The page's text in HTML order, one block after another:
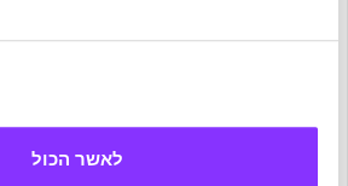
לאשר הכול